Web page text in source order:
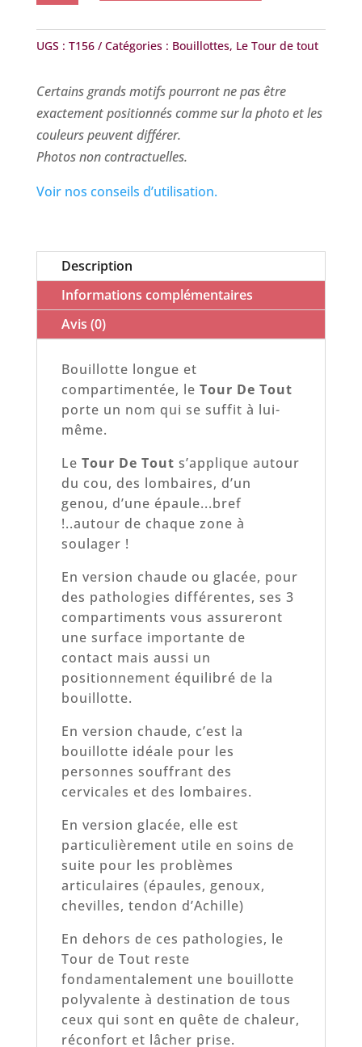
Tour
-
Mariposa
vert
et
rose
UGS : T156 Catégories : Bouillottes, Le Tour de tout
Certains grands motifs pourront ne pas être
exactement positionnés comme sur la photo et les
couleurs peuvent différer.
Photos non contractuelles.
Voir nos conseils d’utilisation.
Description
Informations complémentaires
Avis (0)
Bouillotte longue et
compartimentée, le Tour De Tout
porte un nom qui se suffit à lui-
même.
Le Tour De Tout s’applique autour
du cou, des lombaires, d’un
genou, d’une épaule...bref
!..autour de chaque zone à
soulager !
En version chaude ou glacée, pour
des pathologies différentes, ses 3
compartiments vous assureront
une surface importante de
contact mais aussi un
positionnement équilibré de la
bouillotte.
En version chaude, c’est la
bouillotte idéale pour les
personnes souffrant des
cervicales et des lombaires.
En version glacée, elle est
particulièrement utile en soins de
suite pour les problèmes
articulaires (épaules, genoux,
chevilles, tendon d’Achille)
En dehors de ces pathologies, le
Tour de Tout reste
fondamentalement une bouillotte
polyvalente à destination de tous
ceux qui sont en quête de chaleur,
réconfort et lâcher prise.